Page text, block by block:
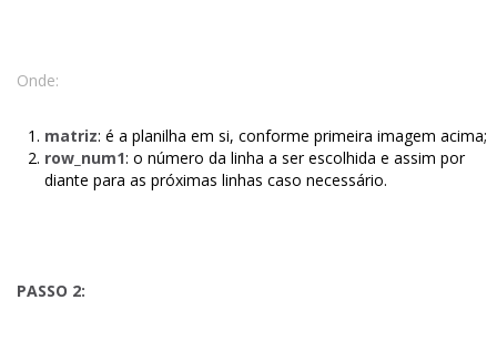
Onde:
matriz: é a planilha em si, conforme primeira imagem acima;
row_num1: o número da linha a ser escolhida e assim por
diante para as próximas linhas caso necessário.
PASSO 2: